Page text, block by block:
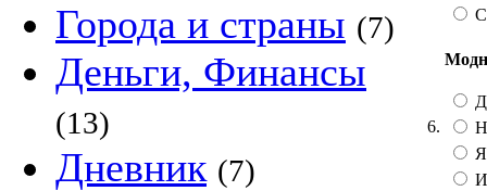
Города и страны (7)
Деньги, Финансы
(13)
Дневник (7)
6.